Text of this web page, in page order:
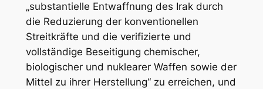
„substantielle Entwaffnung des Irak durch
die Reduzierung der konventionellen
Streitkräfte und die verifizierte und
vollständige Beseitigung chemischer,
biologischer und nuklearer Waffen sowie der
Mittel zu ihrer Herstellung“ zu erreichen, und